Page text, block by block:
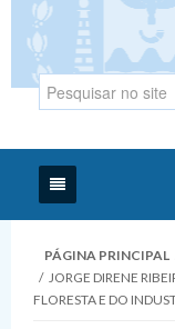
Institucional
PÁGINA PRINCIPAL
/ JORGE DIRENE
FLORESTA E DO